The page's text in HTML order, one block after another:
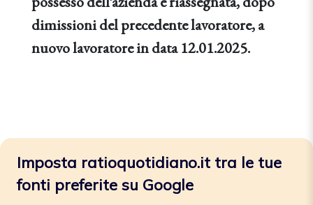
dimissioni del precedente lavoratore, a
nuovo lavoratore in data 12.01.2025.
Imposta ratioquotidiano.it tra le tue
fonti preferite su Google